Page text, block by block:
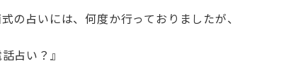
の占いには、何度か行っておりましたが、
占い？』